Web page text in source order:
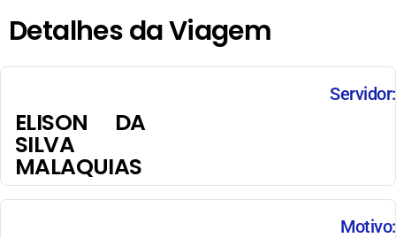
Detalhes da Viagem
Servidor:
ELISON DA
SILVA
MALAQUIAS
Motivo: